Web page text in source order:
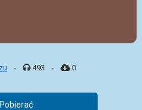
- 493 - 0
Pobierać